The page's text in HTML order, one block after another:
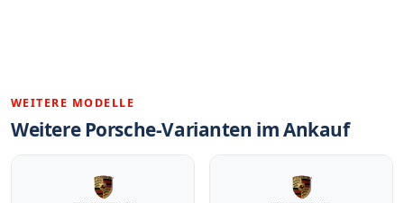
WEITERE MODELLE
Weitere Porsche-Varianten im Ankauf